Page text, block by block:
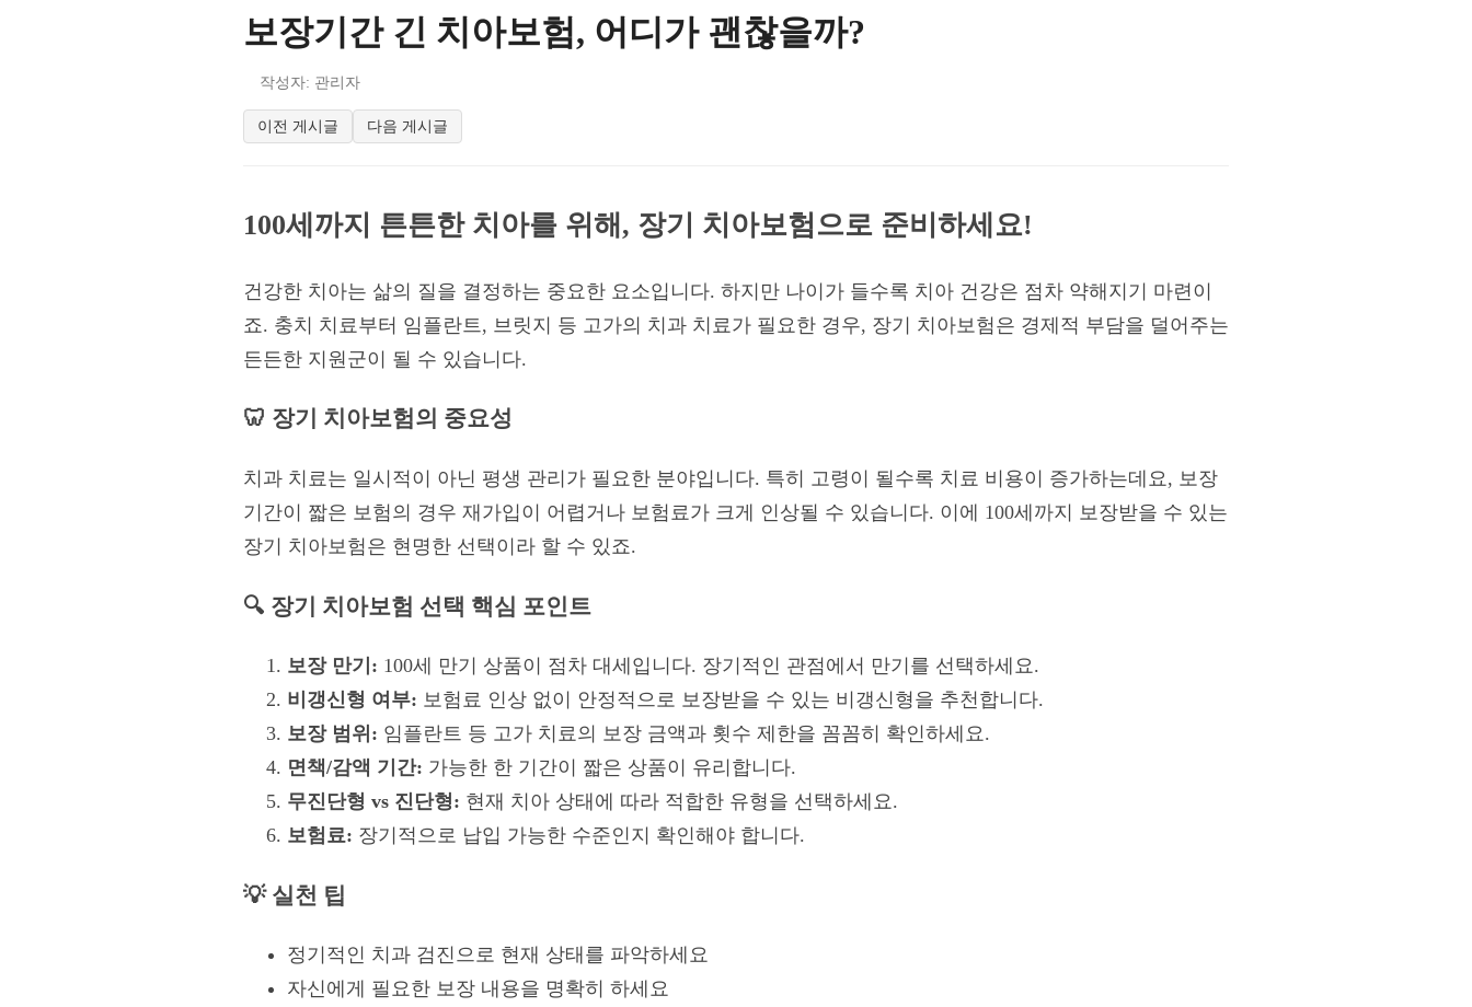
보장기간 긴 치아보험, 어디가 괜찮을까?
작성자: 관리자
이전 게시글 다음 게시글
100세까지 튼튼한 치아를 위해, 장기 치아보험으로 준비하세요!
건강한 치아는 삶의 질을 결정하는 중요한 요소입니다. 하지만 나이가 들수록 치아 건강은 점차 약해지기 마련이
죠. 충치 치료부터 임플란트, 브릿지 등 고가의 치과 치료가 필요한 경우, 장기 치아보험은 경제적 부담을 덜어주는
든든한 지원군이 될 수 있습니다.
🦷 장기 치아보험의 중요성
치과 치료는 일시적이 아닌 평생 관리가 필요한 분야입니다. 특히 고령이 될수록 치료 비용이 증가하는데요, 보장
기간이 짧은 보험의 경우 재가입이 어렵거나 보험료가 크게 인상될 수 있습니다. 이에 100세까지 보장받을 수 있는
장기 치아보험은 현명한 선택이라 할 수 있죠.
🔍 장기 치아보험 선택 핵심 포인트
보장 만기: 100세 만기 상품이 점차 대세입니다. 장기적인 관점에서 만기를 선택하세요.
비갱신형 여부: 보험료 인상 없이 안정적으로 보장받을 수 있는 비갱신형을 추천합니다.
보장 범위: 임플란트 등 고가 치료의 보장 금액과 횟수 제한을 꼼꼼히 확인하세요.
면책/감액 기간: 가능한 한 기간이 짧은 상품이 유리합니다.
무진단형 vs 진단형: 현재 치아 상태에 따라 적합한 유형을 선택하세요.
보험료: 장기적으로 납입 가능한 수준인지 확인해야 합니다.
💡 실천 팁
정기적인 치과 검진으로 현재 상태를 파악하세요
자신에게 필요한 보장 내용을 명확히 하세요